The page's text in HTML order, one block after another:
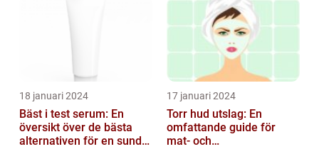
18 januari 2024
Bäst i test serum: En
översikt över de bästa
alternativen för en sund
17 januari 2024
Torr hud utslag: En
omfattande guide för
mat- och